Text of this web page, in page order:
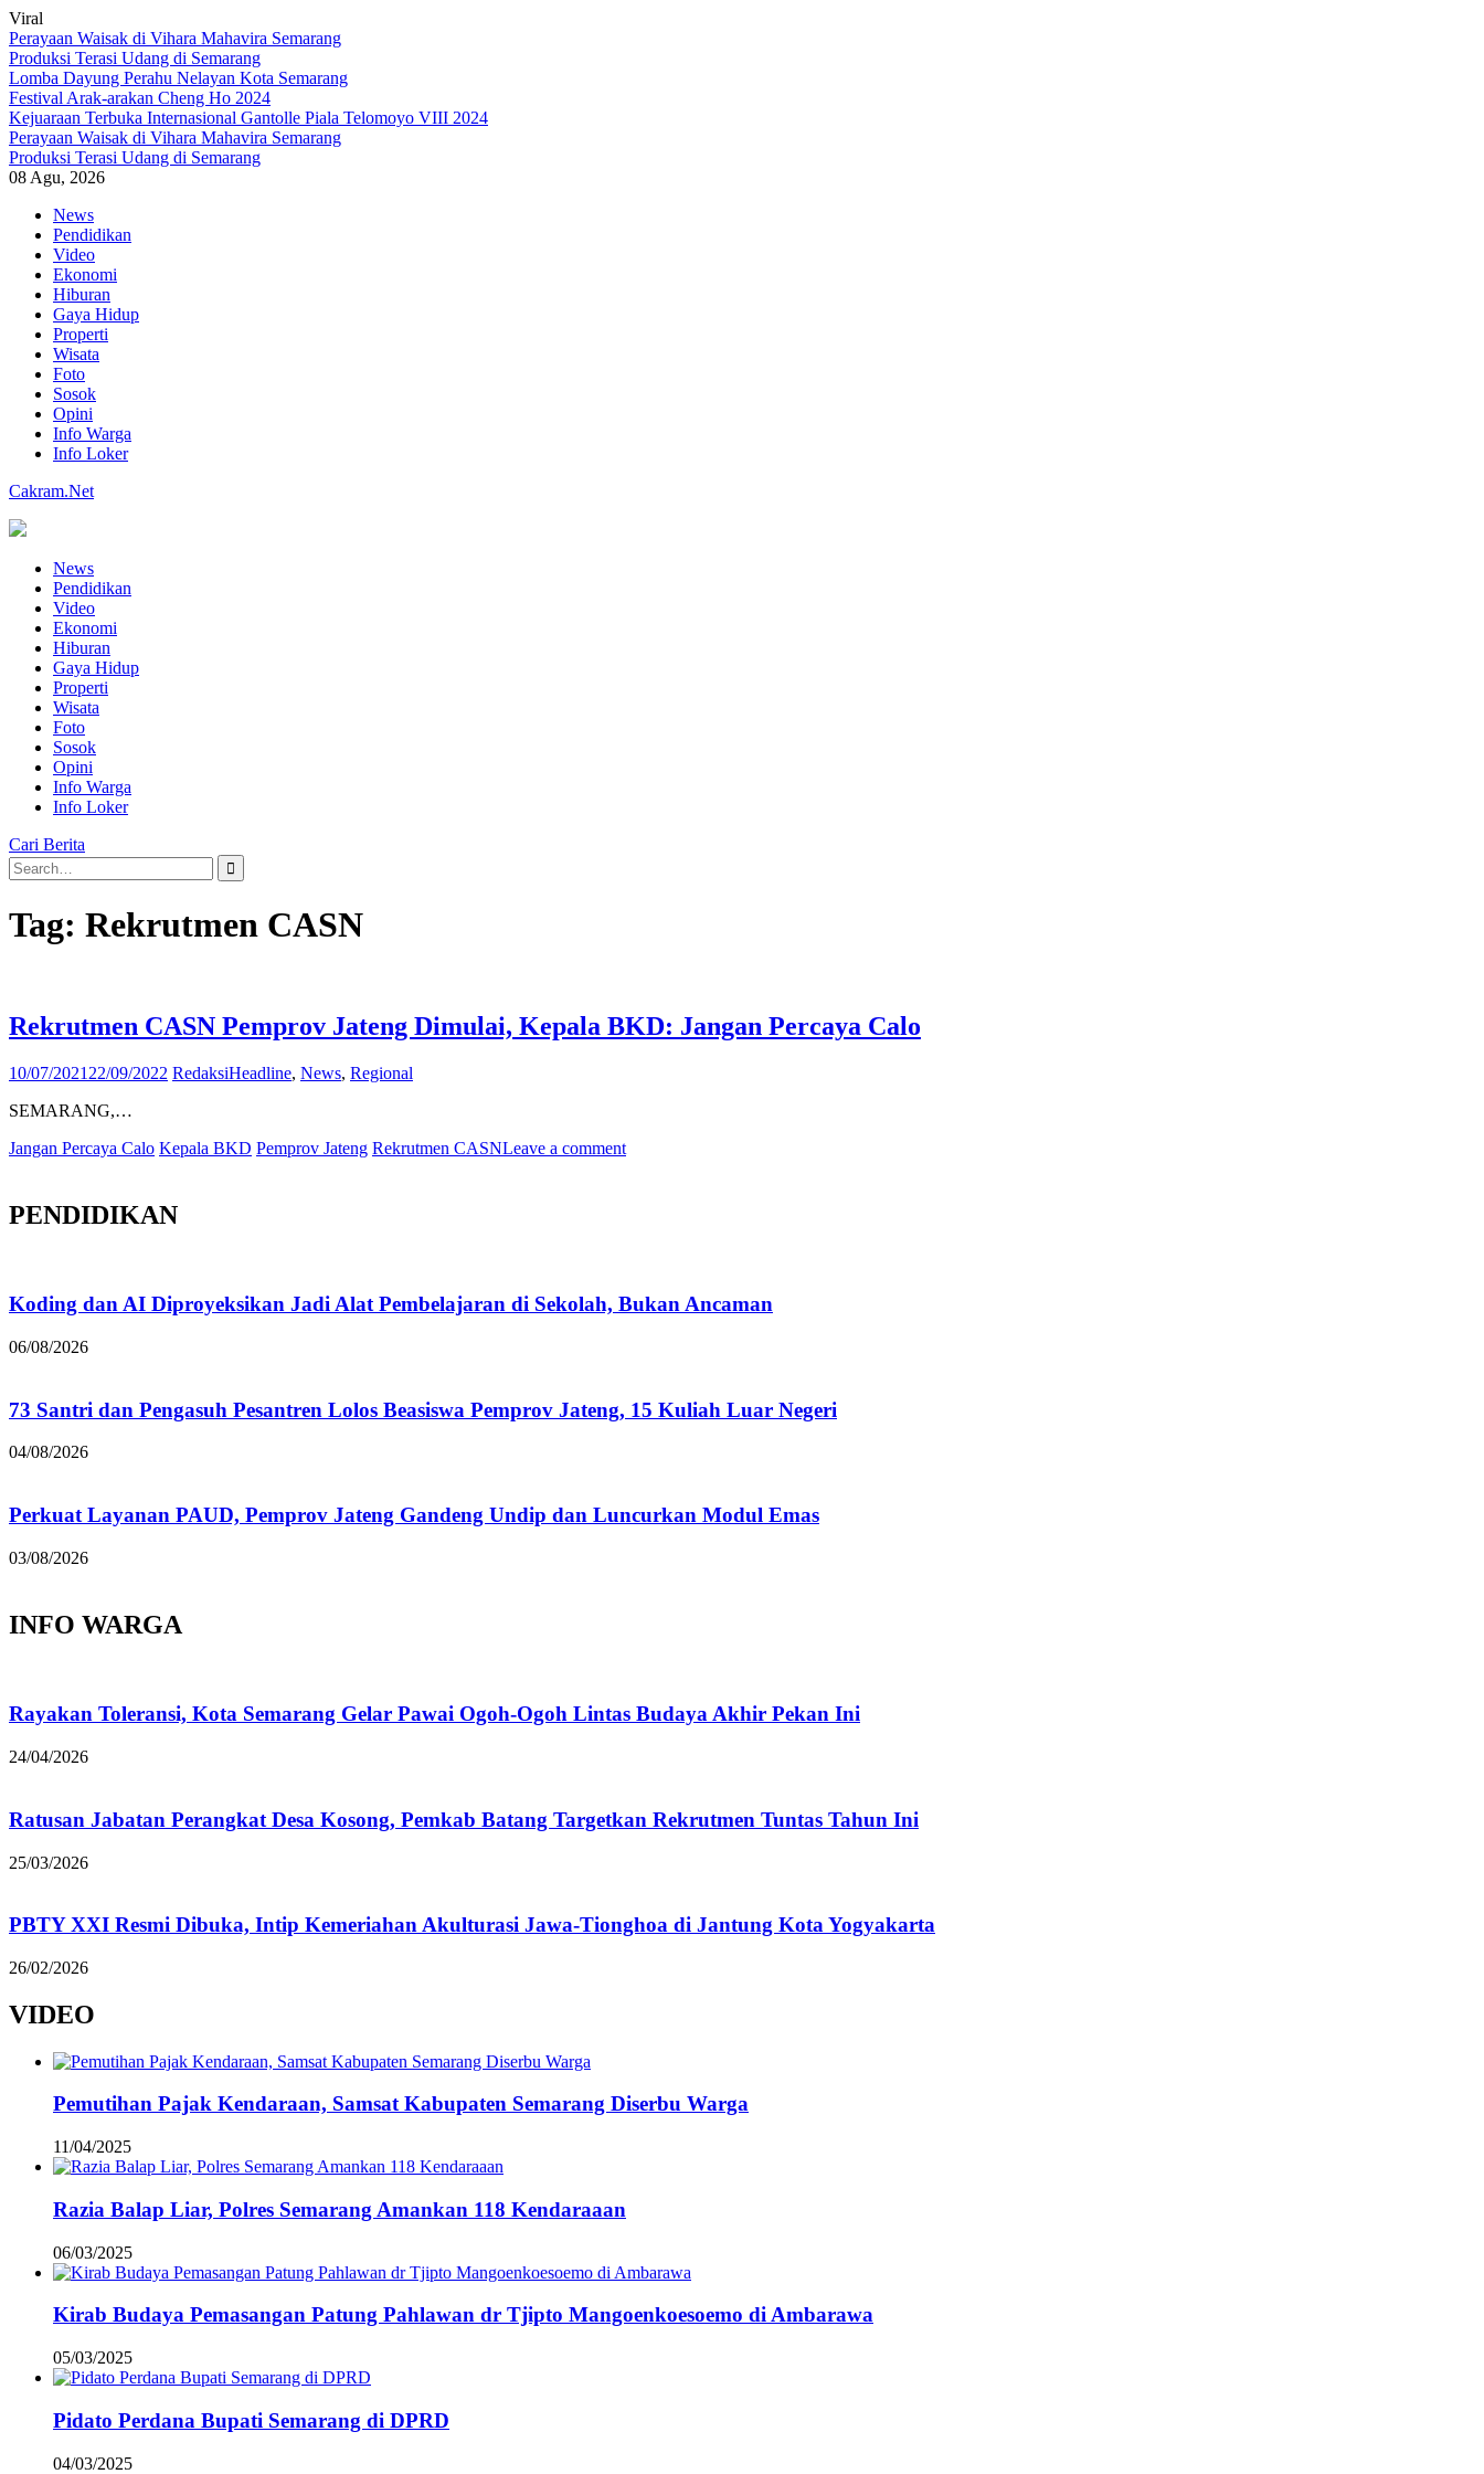
Viral
Perayaan Waisak di Vihara Mahavira Semarang
Produksi Terasi Udang di Semarang
Lomba Dayung Perahu Nelayan Kota Semarang
Festival Arak-arakan Cheng Ho 2024
Kejuaraan Terbuka Internasional Gantolle Piala Telomoyo VIII 2024
Perayaan Waisak di Vihara Mahavira Semarang
Produksi Terasi Udang di Semarang
08 Agu, 2026
Skip
content
News
Pendidikan
Video
Ekonomi
Hiburan
Gaya Hidup
Properti
Wisata
Foto
Sosok
Opini
Info Warga
Info Loker
Cakram.Net
News
Pendidikan
Video
Ekonomi
Hiburan
Gaya Hidup
Properti
Wisata
Foto
Sosok
Opini
Info Warga
Info Loker
Cari Berita
Search
for:
Tag: Rekrutmen CASN
Rekrutmen CASN Pemprov Jateng Dimulai, Kepala BKD: Jangan Percaya Calo
10/07/2021 22/09/2022 RedaksiHeadline, News, Regional
SEMARANG,…
Jangan Percaya Calo Kepala BKD Pemprov Jateng Rekrutmen CASNLeave a comment
PENDIDIKAN
Koding dan AI Diproyeksikan Jadi Alat Pembelajaran di Sekolah, Bukan Ancaman
06/08/2026
73 Santri dan Pengasuh Pesantren Lolos Beasiswa Pemprov Jateng, 15 Kuliah Luar Negeri
04/08/2026
Perkuat Layanan PAUD, Pemprov Jateng Gandeng Undip dan Luncurkan Modul Emas
03/08/2026
INFO WARGA
Rayakan Toleransi, Kota Semarang Gelar Pawai Ogoh-Ogoh Lintas Budaya Akhir Pekan Ini
24/04/2026
Ratusan Jabatan Perangkat Desa Kosong, Pemkab Batang Targetkan Rekrutmen Tuntas Tahun Ini
25/03/2026
PBTY XXI Resmi Dibuka, Intip Kemeriahan Akulturasi Jawa-Tionghoa di Jantung Kota Yogyakarta
26/02/2026
VIDEO
Pemutihan Pajak Kendaraan, Samsat Kabupaten Semarang Diserbu Warga
11/04/2025
Razia Balap Liar, Polres Semarang Amankan 118 Kendaraaan
06/03/2025
Kirab Budaya Pemasangan Patung Pahlawan dr Tjipto Mangoenkoesoemo di Ambarawa
05/03/2025
Pidato Perdana Bupati Semarang di DPRD
04/03/2025